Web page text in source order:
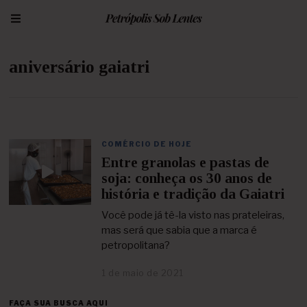
aniversário gaiatri
COMÉRCIO DE HOJE
Entre granolas e pastas de
soja: conheça os 30 anos de
história e tradição da Gaiatri
Você pode já tê-la visto nas prateleiras,
mas será que sabia que a marca é
petropolitana?
FAÇA SUA BUSCA AQUI